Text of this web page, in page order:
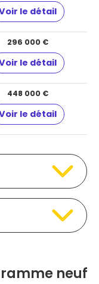
le détail
296 000 €
le détail
448 000 €
le détail
neuf